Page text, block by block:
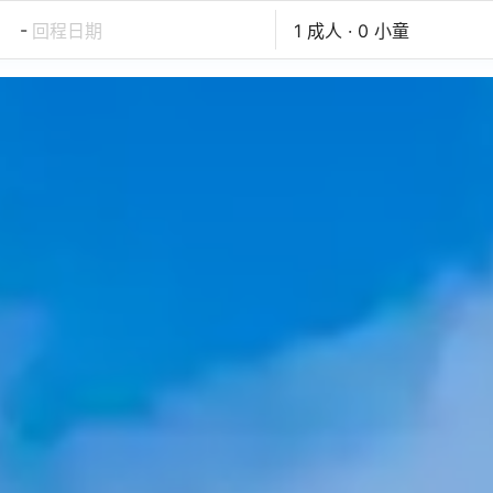
- 回程日期 1 成人 · 0 小童